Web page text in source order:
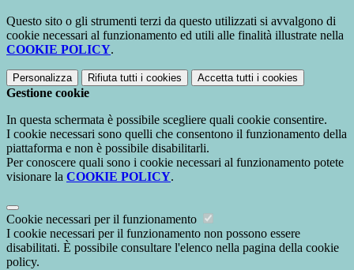
Questo sito o gli strumenti terzi da questo utilizzati si avvalgono di
cookie necessari al funzionamento ed utili alle finalità illustrate nella
COOKIE POLICY.
Personalizza Rifiuta tutti i cookies Accetta tutti i cookies
Gestione cookie
In questa schermata è possibile scegliere quali cookie consentire.
I cookie necessari sono quelli che consentono il funzionamento della
piattaforma e non è possibile disabilitarli.
Per conoscere quali sono i cookie necessari al funzionamento potete
visionare la COOKIE POLICY.
Cookie necessari per il funzionamento
I cookie necessari per il funzionamento non possono essere
disabilitati. È possibile consultare l'elenco nella pagina della cookie
policy.